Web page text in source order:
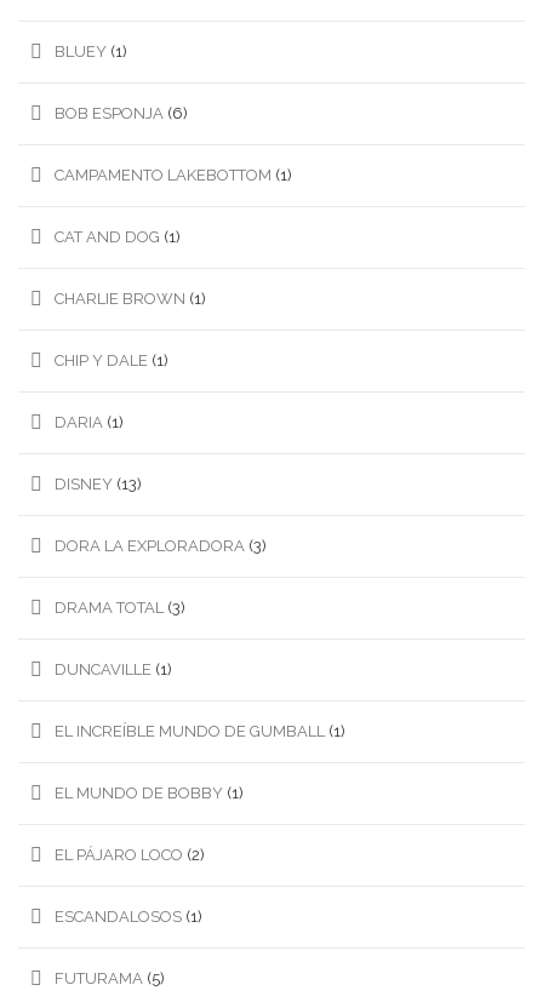
BLUEY (1)
BOB ESPONJA (6)
CAMPAMENTO LAKEBOTTOM (1)
CAT AND DOG (1)
CHARLIE BROWN (1)
CHIP Y DALE (1)
DARIA (1)
DISNEY (13)
DORA LA EXPLORADORA (3)
DRAMA TOTAL (3)
DUNCAVILLE (1)
EL INCREÍBLE MUNDO DE GUMBALL (1)
EL MUNDO DE BOBBY (1)
EL PÁJARO LOCO (2)
ESCANDALOSOS (1)
FUTURAMA (5)